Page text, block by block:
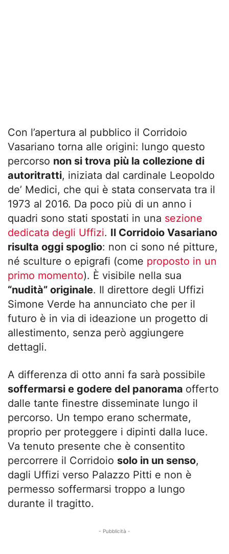
Con l’apertura al pubblico il Corridoio
Vasariano torna alle origini: lungo questo
percorso non si trova più la collezione di
autoritratti, iniziata dal cardinale Leopoldo
de’ Medici, che qui è stata conservata tra il
1973 al 2016. Da poco più di un anno i
quadri sono stati spostati in una sezione
dedicata degli Uffizi. Il Corridoio Vasariano
risulta oggi spoglio: non ci sono né pitture,
né sculture o epigrafi (come proposto in un
primo momento). È visibile nella sua
“nudità” originale. Il direttore degli Uffizi
Simone Verde ha annunciato che per il
futuro è in via di ideazione un progetto di
allestimento, senza però aggiungere
dettagli.
A differenza di otto anni fa sarà possibile
soffermarsi e godere del panorama offerto
dalle tante finestre disseminate lungo il
percorso. Un tempo erano schermate,
proprio per proteggere i dipinti dalla luce.
Va tenuto presente che è consentito
percorrere il Corridoio solo in un senso,
dagli Uffizi verso Palazzo Pitti e non è
permesso soffermarsi troppo a lungo
durante il tragitto.
- Pubblicità -